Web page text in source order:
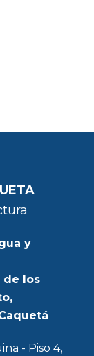
y
de los
- Piso 4,